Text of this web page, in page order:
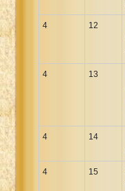
4 12
4 13
4 14
4 15